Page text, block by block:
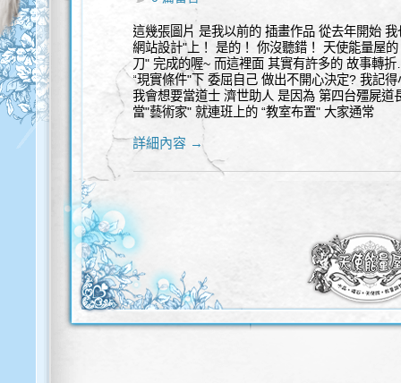
這幾張圖片 是我以前的 插畫作品 從去年開始
網站設計"上！ 是的！ 你沒聽錯！ 天使能量屋
刀" 完成的喔~ 而這裡面 其實有許多的 故事轉
“現實條件"下 委屈自己 做出不開心決定? 我記
我會想要當道士 濟世助人 是因為 第四台殭屍
當"藝術家" 就連班上的 “教室布置" 大家通常
詳細內容 →